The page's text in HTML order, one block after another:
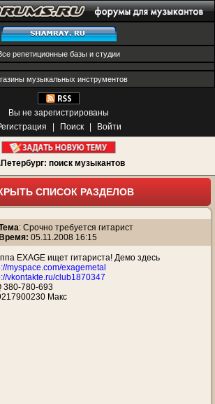
репетиционные базы и студии
музыкальных инструментов
Вы не зарегистрированы
Поиск Войти
поиск музыкантов
СПИСОК РАЗДЕЛОВ
: Срочно требуется гитарист
Время: 05.11.2008 16:15
EXAGE ищет гитариста! Демо здесь
myspace.com/exagemetal
vkontakte.ru/club1870347
380-780-693
Макс